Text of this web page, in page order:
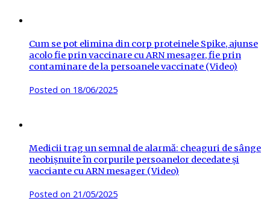
Cum se pot elimina din corp proteinele Spike, ajunse
acolo fie prin vaccinare cu ARN mesager, fie prin
contaminare de la persoanele vaccinate (Video)
Posted on 18/06/2025
Medicii trag un semnal de alarmă: cheaguri de sânge
neobișnuite în corpurile persoanelor decedate și
vacciante cu ARN mesager (Video)
Posted on 21/05/2025